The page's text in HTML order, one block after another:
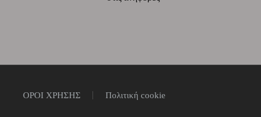
ΟΡΟΙ ΧΡΗΣΗΣ Πολιτική cookie